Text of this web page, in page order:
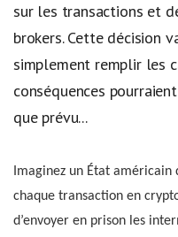
sur les transactions et
brokers. Cette décision
simplement remplir les
conséquences
que prévu...
Imaginez un État
chaque transaction en
d’envoyer en prison les